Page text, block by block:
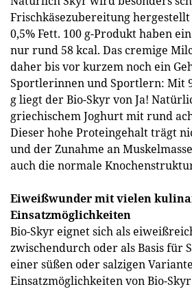
Frischkäsezubereitung
0,5% Fett. 100 g-Produkt haben
nur rund 58 kcal. Das cremige
daher bis vor kurzem noch ein
Sportlerinnen und Sportlern: Mit
g liegt der Bio-Skyr von Ja!
griechischem Joghurt mit rund
Dieser hohe Proteingehalt trägt
und der Zunahme an
auch die normale
Eiweißwunder mit vielen
Einsatzmöglichkeiten
Bio-Skyr eignet sich als
zwischendurch oder als Basis für
einer süßen oder salzigen
Einsatzmöglichkeiten von Bio-